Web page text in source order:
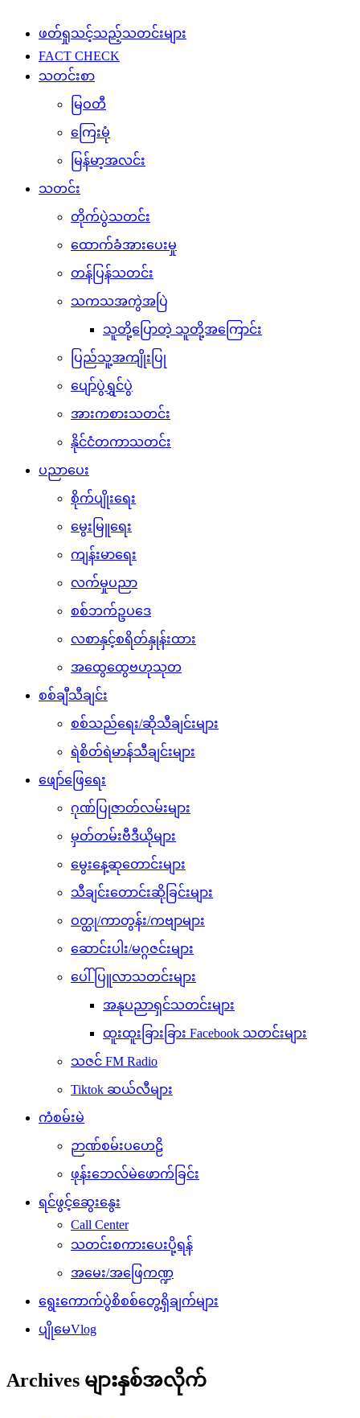
ဖတ်ရှုသင့်သည့်သတင်းများ
FACT CHECK
သတင်းစာ
မြဝတီ
ကြေးမုံ
မြန်မာ့အလင်း
သတင်း
တိုက်ပွဲသတင်း
ထောက်ခံအားပေးမှု
တန်ပြန်သတင်း
သကသအကွဲအပြဲ
သူတို့ပြောတဲ့ သူတို့အကြောင်း
ပြည်သူ့အကျိုးပြု
ပျော်ပွဲရွှင်ပွဲ
အားကစားသတင်း
နိုင်ငံတကာသတင်း
ပညာပေး
စိုက်ပျိုးရေး
မွေးမြူရေး
ကျန်းမာရေး
လက်မှုပညာ
စစ်ဘက်ဥပဒေ
လစာနှင့်စရိတ်နှုန်းထား
အထွေထွေဗဟုသုတ
စစ်ချီသီချင်း
စစ်သည်ရေး/ဆိုသီချင်းများ
ရဲစိတ်ရဲမာန်သီချင်းများ
ဖျော်ဖြေရေး
ဂုဏ်ပြုဇာတ်လမ်းများ
မှတ်တမ်းဗီဒီယိုများ
မွေးနေ့ဆုတောင်းများ
သီချင်းတောင်းဆိုခြင်းများ
ဝတ္ထု/ကာတွန်း/ကဗျာများ
ဆောင်းပါး/မဂ္ဂဇင်းများ
ပေါ်ပြူလာသတင်းများ
အနုပညာရှင်သတင်းများ
ထူးထူးခြားခြား Facebook သတင်းများ
သဇင် FM Radio
Tiktok ဆယ်လီများ
ကံစမ်းမဲ
ဉာဏ်စမ်းပဟေဠိ
ဖုန်းဘေလ်မဲဖောက်ခြင်း
ရင်ဖွင့်ဆွေးနွေး
Call Center
သတင်းစကားပေးပို့ရန်
အမေး/အဖြေကဏ္ဍ
ရွေးကောက်ပွဲစိစစ်တွေ့ရှိချက်များ
ပျိုမေVlog
Archives များနှစ်အလိုက်